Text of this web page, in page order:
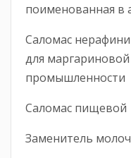
поименованная в
Саломас
для маргариновой
промышленности
Саломас пищевой
Заменитель